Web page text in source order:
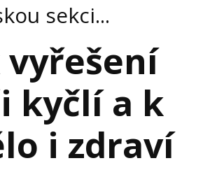
sekci...
vyřešení
kyčlí a k
i zdraví